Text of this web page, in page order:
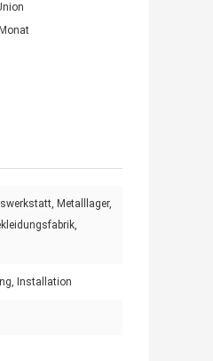
Metalllager,
Installation